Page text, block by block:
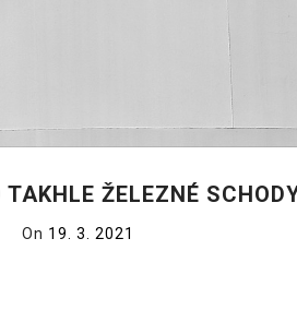
TAKHLE ŽELEZNÉ
On 19. 3. 2021